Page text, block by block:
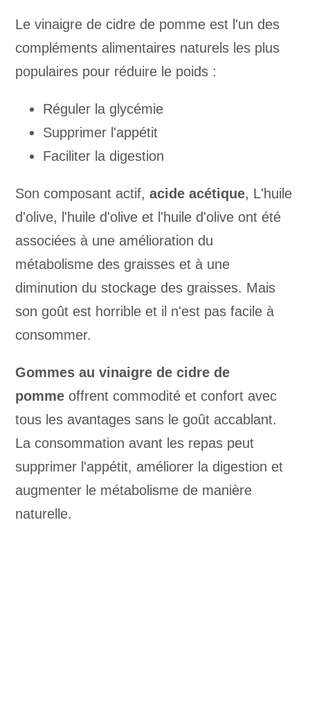
Le vinaigre de cidre de pomme est l'un des
compléments alimentaires naturels les plus
populaires pour réduire le poids :
Réguler la glycémie
Supprimer l'appétit
Faciliter la digestion
Son composant actif,acide acétique, L'huile
d'olive, l'huile d'olive et l'huile d'olive ont été
associées à une amélioration du
métabolisme des graisses et à une
diminution du stockage des graisses. Mais
son goût est horrible et il n'est pas facile à
consommer.
Gommes au vinaigre de cidre de
pomme offrent commodité et confort avec
tous les avantages sans le goût accablant.
La consommation avant les repas peut
supprimer l'appétit, améliorer la digestion et
augmenter le métabolisme de manière
naturelle.